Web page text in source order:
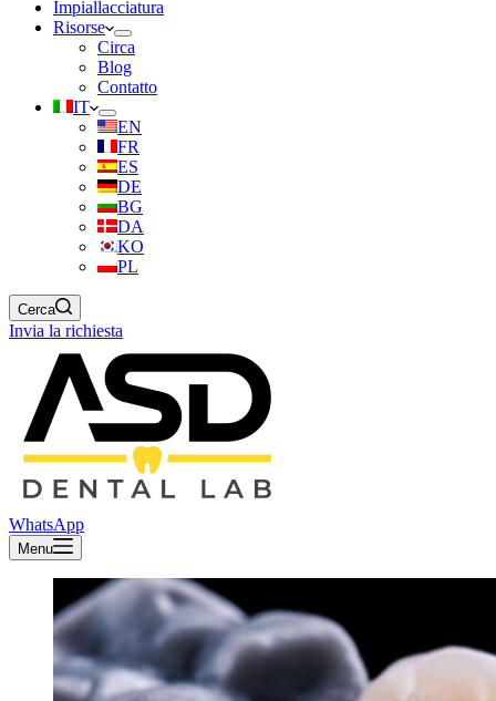
Impiallacciatura
Risorse
Circa
Blog
Contatto
IT
EN
FR
ES
DE
BG
DA
KO
PL
Cerca
Invia la richiesta
WhatsApp
Menu